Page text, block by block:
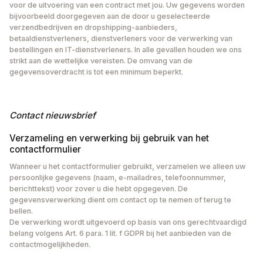
voor de uitvoering van een contract met jou. Uw gegevens worden
bijvoorbeeld doorgegeven aan de door u geselecteerde
verzendbedrijven en dropshipping-aanbieders,
betaaldienstverleners, dienstverleners voor de verwerking van
bestellingen en IT-dienstverleners. In alle gevallen houden we ons
strikt aan de wettelijke vereisten. De omvang van de
gegevensoverdracht is tot een minimum beperkt.
‍Contact nieuwsbrief
Verzameling en verwerking bij gebruik van het
contactformulier
Wanneer u het contactformulier gebruikt, verzamelen we alleen uw
persoonlijke gegevens (naam, e-mailadres, telefoonnummer,
berichttekst) voor zover u die hebt opgegeven. De
gegevensverwerking dient om contact op te nemen of terug te
bellen.
De verwerking wordt uitgevoerd op basis van ons gerechtvaardigd
belang volgens Art. 6 para. 1 lit. f GDPR bij het aanbieden van de
contactmogelijkheden. ‍